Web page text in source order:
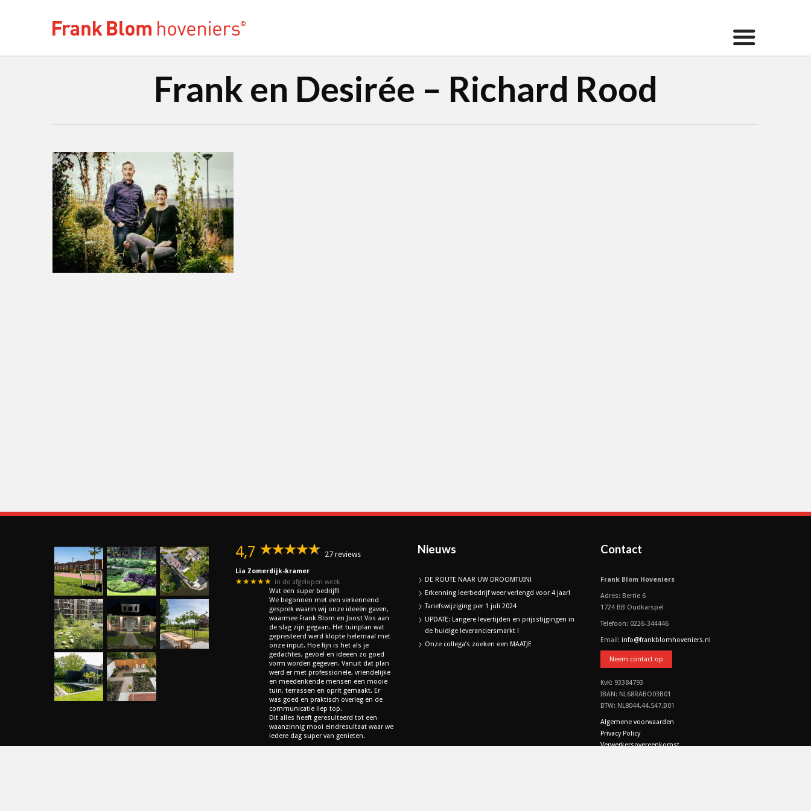
Frank en Desirée – Richard Rood
4,7 27 reviews
Lia Zomerdijk-kramer
★★★★★ in de afgelopen week
Wat een super bedrijf!!
We begonnen met een verkennend
gesprek waarin wij onze ideeën gaven,
waarmee Frank Blom en Joost Vos aan
de slag zijn gegaan. Het tuinplan wat
gepresteerd werd klopte helemaal met
onze input. Hoe fijn is het als je
gedachtes, gevoel en ideeën zo goed
vorm worden gegeven. Vanuit dat plan
werd er met professionele, vriendelijke
en meedenkende mensen een mooie
tuin, terrassen en oprit gemaakt. Er
was goed en praktisch overleg en de
communicatie liep top.
Dit alles heeft geresulteerd tot een
waanzinnig mooi eindresultaat waar we
iedere dag super van genieten.
Nieuws
DE ROUTE NAAR UW DROOMTUIN!
Erkenning leerbedrijf weer verlengd voor 4 jaar!
Tariefswijziging per 1 juli 2024
UPDATE: Langere levertijden en prijsstijgingen in
de huidige leveranciersmarkt !
Onze collega’s zoeken een MAATJE
Contact
Frank Blom Hoveniers
Adres: Berrie 6
1724 BB Oudkarspel
Telefoon: 0226-344446
Email: info@frankblomhoveniers.nl
Neem contact op
KvK: 93384793
IBAN: NL68RABO03B01
BTW: NL8044.44.547.B01
Algemene voorwaarden
Privacy Policy
Verwerkersovereenkomst